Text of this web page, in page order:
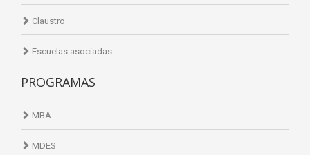
Claustro
Escuelas asociadas
PROGRAMAS
MBA
MDES